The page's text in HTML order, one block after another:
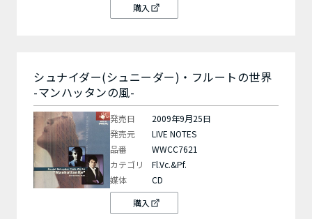
購入
シュナイダー(シュニーダー)・フルートの世界
-マンハッタンの風-
発売日
2009年9月25日
発売元
LIVE NOTES
品番
WWCC7621
カテゴリ
Fl.Vc.&Pf.
媒体
CD
購入